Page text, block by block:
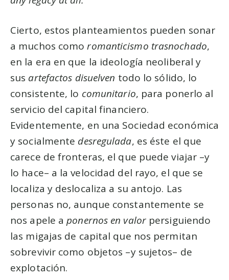
Cierto, estos planteamientos pueden sonar
a muchos comoromanticismo trasnochado,
en la era en que la ideología neoliberal y
sus artefactos disuelven todo lo sólido, lo
consistente, lo comunitario, para ponerlo al
servicio del capital financiero.
Evidentemente, en una Sociedad económica
y socialmente desregulada, es éste el que
carece de fronteras, el que puede viajar –y
lo hace– a la velocidad del rayo, el que se
localiza y deslocaliza a su antojo. Las
personas no, aunque constantemente se
nos apele aponernos en valorpersiguiendo
las migajas de capital que nos permitan
sobrevivir como objetos –y sujetos– de
explotación.